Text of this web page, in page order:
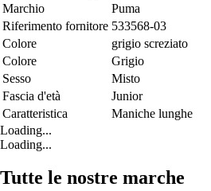
Marchio
Puma
Riferimento fornitore 533568-03
Colore
grigio screziato
Colore
Grigio
Sesso
Misto
Fascia d'età
Junior
Caratteristica
Maniche lunghe
Loading...
Loading...
Tutte le nostre marche